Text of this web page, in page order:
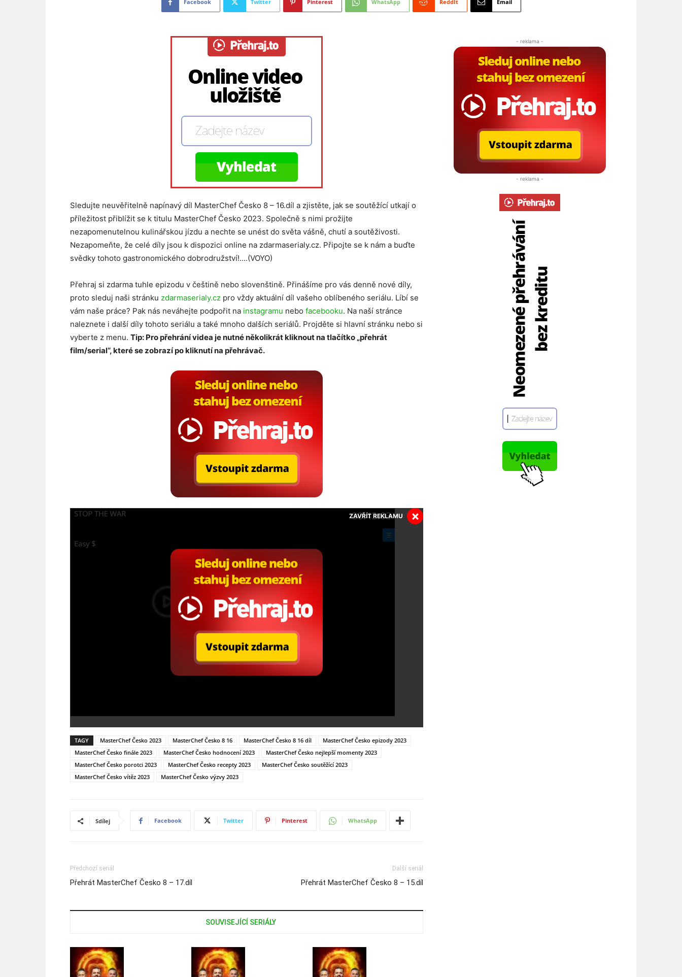
Facebook Twitter Pinterest WhatsApp ReddIt Email
Sledujte neuvěřitelně napínavý díl MasterChef Česko 8 – 16.díl a zjistěte, jak se soutěžící utkají o
příležitost přiblížit se k titulu MasterChef Česko 2023. Společně s nimi prožijte
nezapomenutelnou kulinářskou jízdu a nechte se unést do světa vášně, chutí a soutěživosti.
Nezapomeňte, že celé díly jsou k dispozici online na zdarmaserialy.cz. Připojte se k nám a buďte
svědky tohoto gastronomického dobrodružství!….(VOYO)
Přehraj si zdarma tuhle epizodu v češtině nebo slovenštině. Přinášíme pro vás denně nové díly,
proto sleduj naši stránku zdarmaserialy.cz pro vždy aktuální díl vašeho oblíbeného seriálu. Líbí se
vám naše práce? Pak nás neváhejte podpořit na instagramu nebo facebooku. Na naší stránce
naleznete i další díly tohoto seriálu a také mnoho dalších seriálů. Projděte si hlavní stránku nebo si
vyberte z menu. Tip: Pro přehrání videa je nutné několikrát kliknout na tlačítko „přehrát
film/serial“, které se zobrazí po kliknutí na přehrávač.
ZAVŘÍT REKLAMU ×
TAGY MasterChef Česko 2023 MasterChef Česko 8 16 MasterChef Česko 8 16 díl
MasterChef Česko epizody 2023
MasterChef Česko finále 2023
MasterChef Česko hodnocení 2023
MasterChef Česko nejlepší momenty 2023
MasterChef Česko porotci 2023
MasterChef Česko recepty 2023
MasterChef Česko soutěžící 2023
MasterChef Česko vítěz 2023
MasterChef Česko výzvy 2023
Sdílej Facebook Twitter Pinterest WhatsApp
Předchozí seriál
Přehrát MasterChef Česko 8 – 17.díl
Další seriál
Přehrát MasterChef Česko 8 – 15.díl
SOUVISEJÍCÍ SERIÁLY
- reklama -
- reklama -